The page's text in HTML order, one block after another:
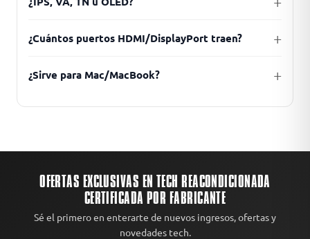
¿Cuántos puertos HDMI/DisplayPort traen?
¿Sirve para Mac/MacBook?
OFERTAS EXCLUSIVAS EN TECH REACONDICIONADA
CERTIFICADA POR FABRICANTE
Sé el primero en enterarte de nuevos ingresos, ofertas y
novedades tech.